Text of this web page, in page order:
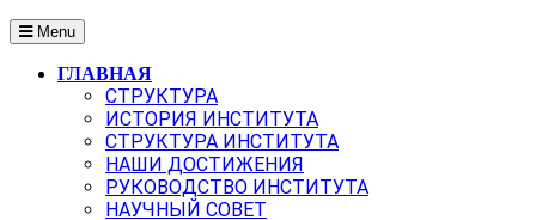
Menu
ГЛАВНАЯ
СТРУКТУРА
ИСТОРИЯ ИНСТИТУТА
СТРУКТУРА ИНСТИТУТА
НАШИ ДОСТИЖЕНИЯ
РУКОВОДСТВО ИНСТИТУТА
НАУЧНЫЙ СОВЕТ